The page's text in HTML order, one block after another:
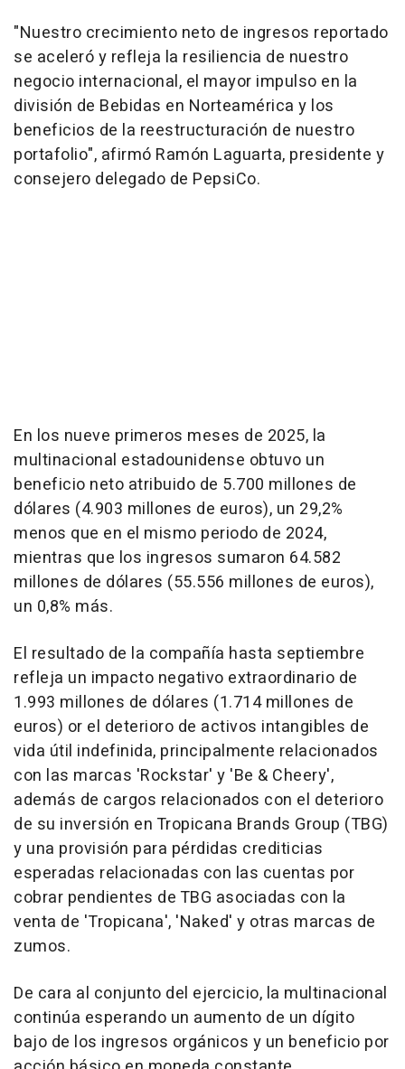
"Nuestro crecimiento neto de ingresos reportado
se aceleró y refleja la resiliencia de nuestro
negocio internacional, el mayor impulso en la
división de Bebidas en Norteamérica y los
beneficios de la reestructuración de nuestro
portafolio", afirmó Ramón Laguarta, presidente y
consejero delegado de PepsiCo.
En los nueve primeros meses de 2025, la
multinacional estadounidense obtuvo un
beneficio neto atribuido de 5.700 millones de
dólares (4.903 millones de euros), un 29,2%
menos que en el mismo periodo de 2024,
mientras que los ingresos sumaron 64.582
millones de dólares (55.556 millones de euros),
un 0,8% más.
El resultado de la compañía hasta septiembre
refleja un impacto negativo extraordinario de
1.993 millones de dólares (1.714 millones de
euros) or el deterioro de activos intangibles de
vida útil indefinida, principalmente relacionados
con las marcas 'Rockstar' y 'Be & Cheery',
además de cargos relacionados con el deterioro
de su inversión en Tropicana Brands Group (TBG)
y una provisión para pérdidas crediticias
esperadas relacionadas con las cuentas por
cobrar pendientes de TBG asociadas con la
venta de 'Tropicana', 'Naked' y otras marcas de
zumos.
De cara al conjunto del ejercicio, la multinacional
continúa esperando un aumento de un dígito
bajo de los ingresos orgánicos y un beneficio por